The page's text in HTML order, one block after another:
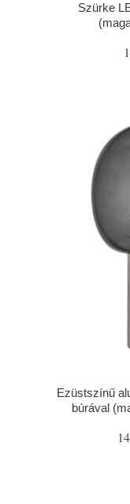
Szürke
Ezüstszínű
búrával